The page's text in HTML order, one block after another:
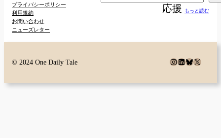
プライバシーポリシー
利用規約
お問い合わせ
ニューズレター
応援 もっと読む
© 2024 One Daily Tale Instagram
LinkedIn
Bluesky
X